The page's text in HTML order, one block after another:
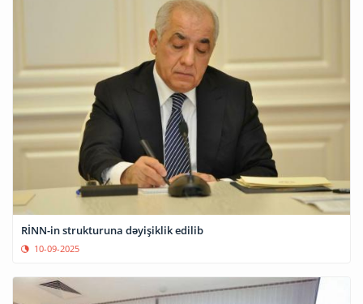
RİNN-in strukturuna dəyişiklik edilib
10-09-2025